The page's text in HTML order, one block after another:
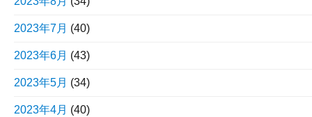
2023年7月 (40)
2023年6月 (43)
2023年5月 (34)
2023年4月 (40)